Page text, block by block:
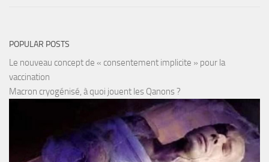
POPULAR POSTS
Le nouveau concept de « consentement implicite » pour la
vaccination
Macron cryogénisé, à quoi jouent les Qanons ?